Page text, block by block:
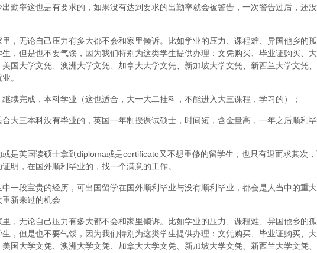
勤率这也是有要求的，如果没有达到要求的出勤率就会被警告，一次警告过后，还
，无论自己压力有多大都不会和家里倾诉。比如学业的压力、课程难、异国他乡的
，但是也不要气馁，因为我们特别为这类学生提供办理：文凭购买、毕业证购买、大
国大学文凭、澳洲大学文凭、加拿大大学文凭、新加坡大学文凭、新西兰大学文凭
。
续完成，本科学业（这也适合，大一大二挂科，不能进入大三课程，学习的）；
大三本科没有毕业的，英国一年制授课试硕士，时间短，含金量高，一年之后顺利
是英国读硕士拿到diploma或是certificate又不想重修的留学生，也只有退而求其次
明，在国外顺利毕业的，找一个满意的工作。
一段宝贵的经历，可出国留学在国外顺利毕业与没有顺利毕业，都会是人当中的重
新来过的机会
，无论自己压力有多大都不会和家里倾诉。比如学业的压力、课程难、异国他乡的
，但是也不要气馁，因为我们特别为这类学生提供办理：文凭购买、毕业证购买、大
国大学文凭、澳洲大学文凭、加拿大大学文凭、新加坡大学文凭、新西兰大学文凭